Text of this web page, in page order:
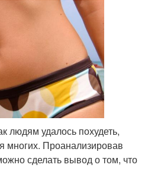
людям удалось похудеть,
многих. Проанализировав
сделать вывод о том, что